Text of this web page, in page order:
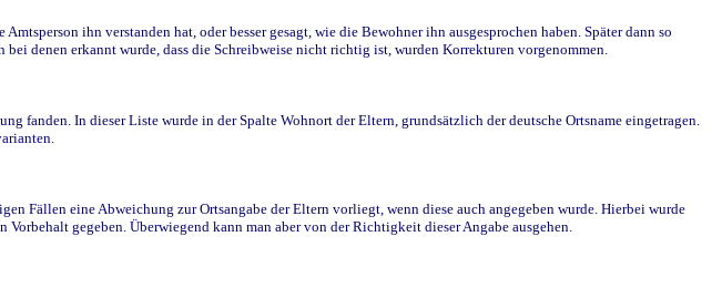
ihn verstanden hat, oder besser gesagt, wie die Bewohner ihn ausgesprochen haben. Später dann so
denen erkannt wurde, dass die Schreibweise nicht richtig ist, wurden Korrekturen vorgenommen.
fanden. In dieser Liste wurde in der Spalte Wohnort der Eltern, grundsätzlich der deutsche Ortsname eingetragen.
Fällen eine Abweichung zur Ortsangabe der Eltern vorliegt, wenn diese auch angegeben wurde. Hierbei wurde
gegeben. Überwiegend kann man aber von der Richtigkeit dieser Angabe ausgehen.